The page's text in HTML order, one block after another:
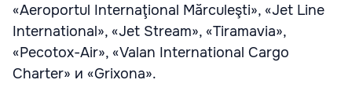
«Aeroportul Internaţional Mărculeşti», «Jet Line
International», «Jet Stream», «Tiramavia»,
«Pecotox-Air», «Valan International Cargo
Charter» и «Grixona».